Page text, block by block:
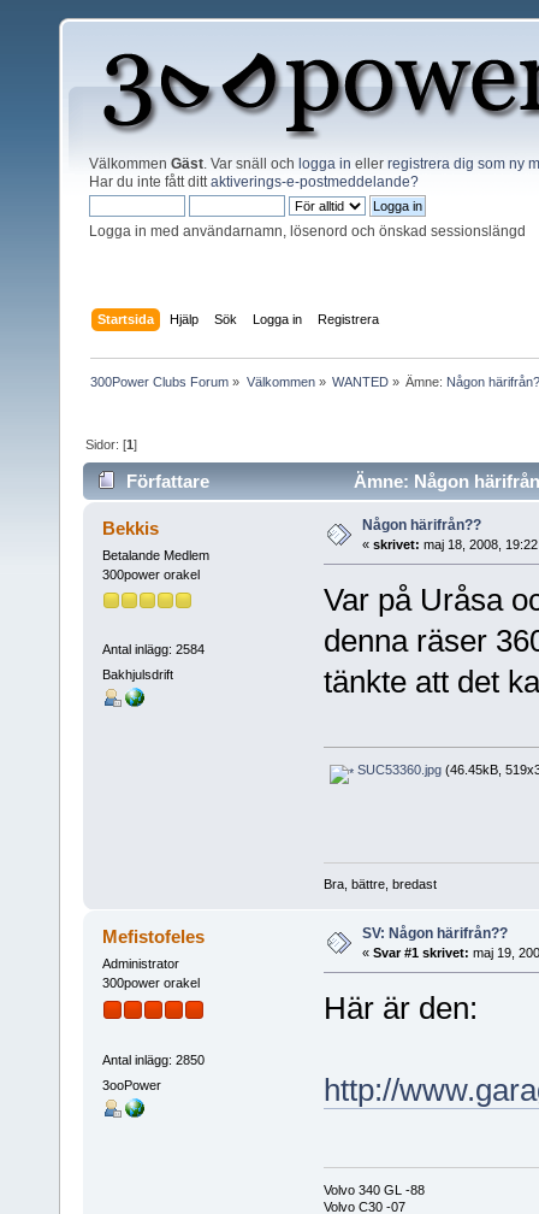
Välkommen Gäst . Var snäll och logga in eller registrera dig som ny
Har du inte fått ditt aktiverings-e-postmeddelande?
Logga in med användarnamn, lösenord och önskad sessionslängd
Startsida Hjälp Sök Logga in Registrera
300Power Clubs Forum » Välkommen» WANTED» Ämne: Någon
Sidor: [1]
Författare Ämne: Någon
Bekkis
Betalande Medlem
300power orakel
Antal inlägg: 2584
Bakhjulsdrift
Någon härifrån??
« skrivet: maj 18, 2008,
Var på Uråsa
denna räser
tänkte att det
SUC53360.jpg(46.45kB,
Bra, bättre, bredast
Mefistofeles
Administrator
300power orakel
Antal inlägg: 2850
3ooPower
SV: Någon härifrån??
« Svar #1 skrivet: maj 19,
Här är den:
http://
Volvo 340 GL -88
Volvo C30 -07